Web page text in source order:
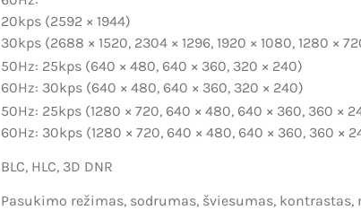
20kps (2592 × 1944)
30kps (2688 × 1520, 2304 × 1296, 1920 × 1080, 1280 ×
50Hz: 25kps (640 × 480, 640 × 360, 320 × 240)
60Hz: 30kps (640 × 480, 640 × 360, 320 × 240)
50Hz: 25kps (1280 × 720, 640 × 480, 640 × 360, 360 ×
60Hz: 30kps (1280 × 720, 640 × 480, 640 × 360, 360 ×
BLC, HLC, 3D DNR
Pasukimo režimas, sodrumas, šviesumas,